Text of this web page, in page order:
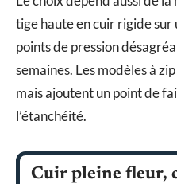
tige haute en cuir rigide
points de pression
semaines. Les modèles à
mais ajoutent un point de
l’étanchéité.
Cuir pleine fleur,